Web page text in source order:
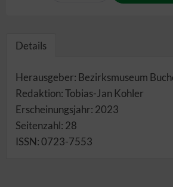
Details
Herausgeber: Bezirksmuseum
Redaktion: Tobias-Jan Kohler
Erscheinungsjahr: 2023
Seitenzahl: 28
ISSN: 0723-7553